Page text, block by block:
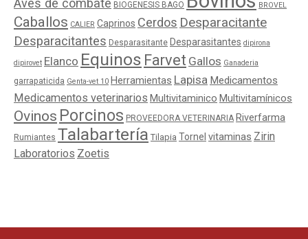
Aves de combate BIOGENESIS BAGO BROVEL
Caballos CALIER Caprinos Cerdos Desparacitante
Desparacitantes Desparasitante Desparasitantes dipirona
dipirovet Elanco Equinos Farvet Gallos Ganaderia
garrapaticida Genta-vet 10 Herramientas Lapisa Medicamentos
Medicamentos veterinarios Multivitaminico Multivitamínicos
Ovinos Porcinos PROVEEDORA VETERINARIA Riverfarma
Rumiantes Talabartería Tilapia Tornel vitaminas Zirin
Laboratorios Zoetis